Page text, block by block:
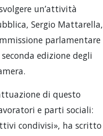
un’attività
Sergio Mattarella,
parlamentare
edizione degli
di questo
e parti sociali:
condivisi», ha scritto